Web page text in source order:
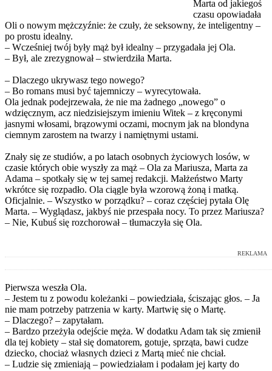
Marta od jakiegoś
czasu opowiadała
Oli o nowym mężczyźnie: że czuły, że seksowny, że inteligentny –
po prostu idealny.
– Wcześniej twój były mąż był idealny – przygadała jej Ola.
– Był, ale zrezygnował – stwierdziła Marta.
– Dlaczego ukrywasz tego nowego?
– Bo romans musi być tajemniczy – wyrecytowała.
Ola jednak podejrzewała, że nie ma żadnego „nowego” o
wdzięcznym, acz niedzisiejszym imieniu Witek – z kręconymi
jasnymi włosami, brązowymi oczami, mocnym jak na blondyna
ciemnym zarostem na twarzy i namiętnymi ustami.
Znały się ze studiów, a po latach osobnych życiowych losów, w
czasie których obie wyszły za mąż – Ola za Mariusza, Marta za
Adama – spotkały się w tej samej redakcji. Małżeństwo Marty
wkrótce się rozpadło. Ola ciągle była wzorową żoną i matką.
Oficjalnie. – Wszystko w porządku? – coraz częściej pytała Olę
Marta. – Wyglądasz, jakbyś nie przespała nocy. To przez Mariusza?
– Nie, Kubuś się rozchorował – tłumaczyła się Ola.
REKLAMA
Pierwsza weszła Ola.
– Jestem tu z powodu koleżanki – powiedziała, ściszając głos. – Ja
nie mam potrzeby patrzenia w karty. Martwię się o Martę.
– Dlaczego? – zapytałam.
– Bardzo przeżyła odejście męża. W dodatku Adam tak się zmienił
dla tej kobiety – stał się domatorem, gotuje, sprząta, bawi cudze
dziecko, chociaż własnych dzieci z Martą mieć nie chciał.
– Ludzie się zmieniają – powiedziałam i podałam jej karty do